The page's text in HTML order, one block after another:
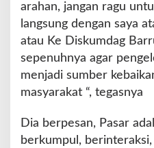
arahan, jangan ragu
langsung dengan saya
atau Ke Diskumdag
sepenuhnya agar
menjadi sumber
masyarakat “, tegasnya
Dia berpesan, Pasar
berkumpul,